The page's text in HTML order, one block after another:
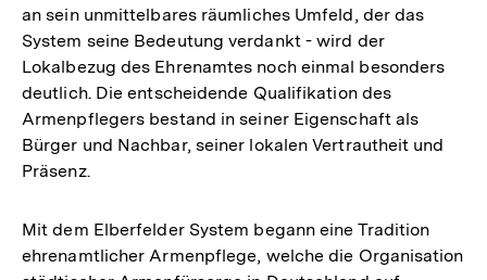
an sein unmittelbares räumliches Umfeld, der das
System seine Bedeutung verdankt - wird der
Lokalbezug des Ehrenamtes noch einmal besonders
deutlich. Die entscheidende Qualifikation des
Armenpflegers bestand in seiner Eigenschaft als
Bürger und Nachbar, seiner lokalen Vertrautheit und
Präsenz.
Mit dem Elberfelder System begann eine Tradition
ehrenamtlicher Armenpflege, welche die Organisation